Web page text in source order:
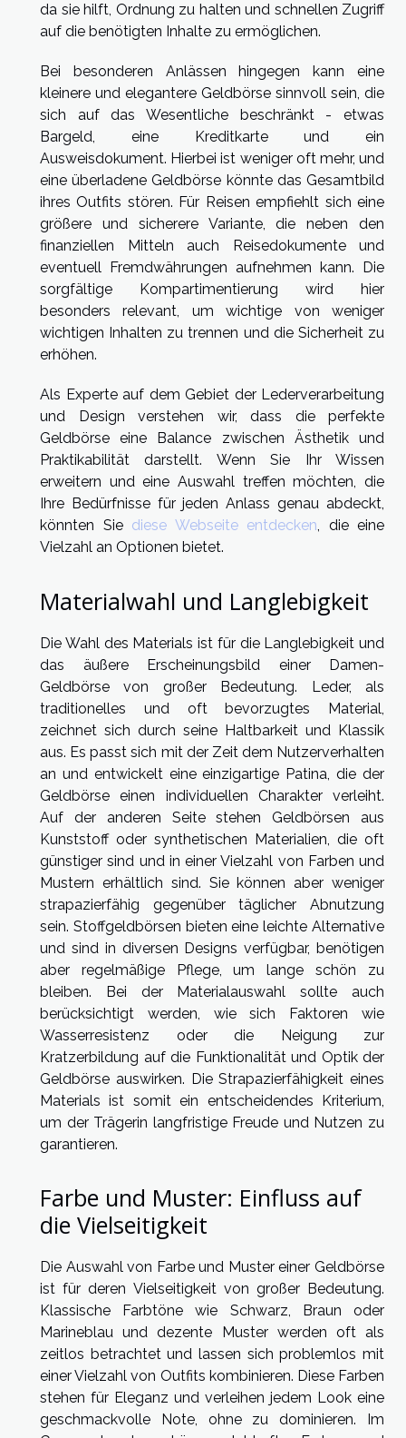
da sie hilft, Ordnung zu halten und schnellen Zugriff
auf die benötigten Inhalte zu ermöglichen.
Bei besonderen Anlässen hingegen kann eine
kleinere und elegantere Geldbörse sinnvoll sein, die
sich auf das Wesentliche beschränkt - etwas
Bargeld, eine Kreditkarte und ein
Ausweisdokument. Hierbei ist weniger oft mehr, und
eine überladene Geldbörse könnte das Gesamtbild
ihres Outfits stören. Für Reisen empfiehlt sich eine
größere und sicherere Variante, die neben den
finanziellen Mitteln auch Reisedokumente und
eventuell Fremdwährungen aufnehmen kann. Die
sorgfältige Kompartimentierung wird hier
besonders relevant, um wichtige von weniger
wichtigen Inhalten zu trennen und die Sicherheit zu
erhöhen.
Als Experte auf dem Gebiet der Lederverarbeitung
und Design verstehen wir, dass die perfekte
Geldbörse eine Balance zwischen Ästhetik und
Praktikabilität darstellt. Wenn Sie Ihr Wissen
erweitern und eine Auswahl treffen möchten, die
Ihre Bedürfnisse für jeden Anlass genau abdeckt,
könnten Sie diese Webseite entdecken, die eine
Vielzahl an Optionen bietet.
Materialwahl und Langlebigkeit
Die Wahl des Materials ist für die Langlebigkeit und
das äußere Erscheinungsbild einer Damen-
Geldbörse von großer Bedeutung. Leder, als
traditionelles und oft bevorzugtes Material,
zeichnet sich durch seine Haltbarkeit und Klassik
aus. Es passt sich mit der Zeit dem Nutzerverhalten
an und entwickelt eine einzigartige Patina, die der
Geldbörse einen individuellen Charakter verleiht.
Auf der anderen Seite stehen Geldbörsen aus
Kunststoff oder synthetischen Materialien, die oft
günstiger sind und in einer Vielzahl von Farben und
Mustern erhältlich sind. Sie können aber weniger
strapazierfähig gegenüber täglicher Abnutzung
sein. Stoffgeldbörsen bieten eine leichte Alternative
und sind in diversen Designs verfügbar, benötigen
aber regelmäßige Pflege, um lange schön zu
bleiben. Bei der Materialauswahl sollte auch
berücksichtigt werden, wie sich Faktoren wie
Wasserresistenz oder die Neigung zur
Kratzerbildung auf die Funktionalität und Optik der
Geldbörse auswirken. Die Strapazierfähigkeit eines
Materials ist somit ein entscheidendes Kriterium,
um der Trägerin langfristige Freude und Nutzen zu
garantieren.
Farbe und Muster: Einfluss auf
die Vielseitigkeit
Die Auswahl von Farbe und Muster einer Geldbörse
ist für deren Vielseitigkeit von großer Bedeutung.
Klassische Farbtöne wie Schwarz, Braun oder
Marineblau und dezente Muster werden oft als
zeitlos betrachtet und lassen sich problemlos mit
einer Vielzahl von Outfits kombinieren. Diese Farben
stehen für Eleganz und verleihen jedem Look eine
geschmackvolle Note, ohne zu dominieren. Im